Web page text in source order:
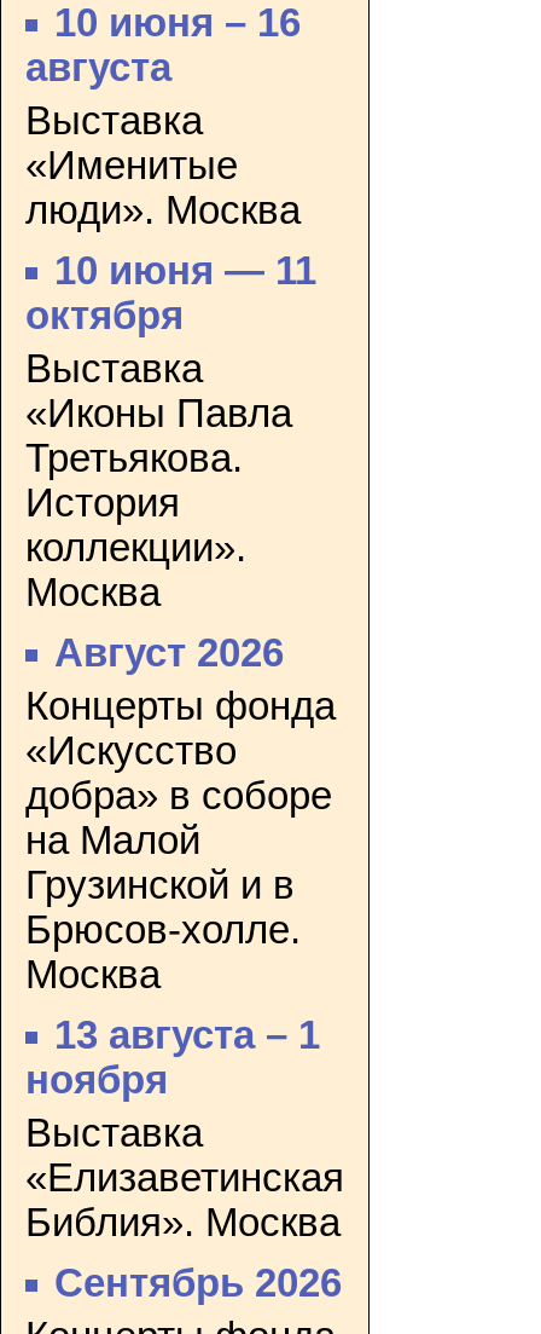
10 июня – 16
августа
Выставка
«Именитые
люди». Москва
10 июня — 11
октября
Выставка
«Иконы Павла
Третьякова.
История
коллекции».
Москва
Август 2026
Концерты фонда
«Искусство
добра» в соборе
на Малой
Грузинской и в
Брюсов-холле.
Москва
13 августа – 1
ноября
Выставка
«Елизаветинская
Библия». Москва
Сентябрь 2026